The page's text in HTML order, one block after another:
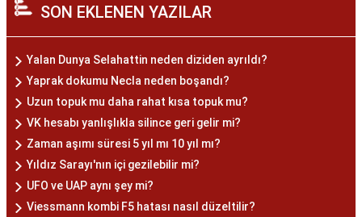
SON EKLENEN YAZILAR
Yalan Dunya Selahattin neden diziden ayrıldı?
Yaprak dokumu Necla neden boşandı?
Uzun topuk mu daha rahat kısa topuk mu?
VK hesabı yanlışlıkla silince geri gelir mi?
Zaman aşımı süresi 5 yıl mı 10 yıl mı?
Yıldız Sarayı'nın içi gezilebilir mi?
UFO ve UAP aynı şey mi?
Viessmann kombi F5 hatası nasıl düzeltilir?